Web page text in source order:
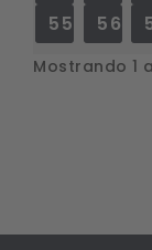
55
56
Mostrando 1